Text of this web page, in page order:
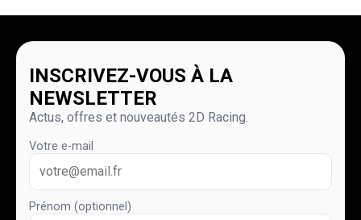
INSCRIVEZ-VOUS À LA
NEWSLETTER
Actus, offres et nouveautés 2D Racing.
Votre e-mail
Prénom (optionnel)